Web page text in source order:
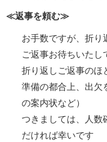
≪返事を頼む≫
お手数ですが、折り
ご返事お待ちいたし
折り返しご返事のほ
準備の都合上、出欠
の案内状など）
つきましては、人数
だければ幸いです